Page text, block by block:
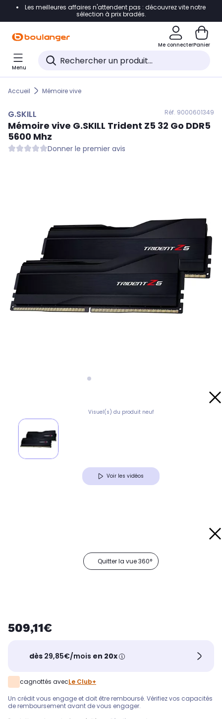
Accéder directement à la navigation
Accéder directement au pied de page
Accéder directement au chatbot
Les meilleures affaires n'attendent pas : découvrez vite notre
sélection à prix bradés.
Me connecterPanier
Menu
Accueil Mémoire vive
G.SKILL Réf. 9000601349
Mémoire vive G.SKILL Trident Z5 32 Go DDR5
5600 Mhz
Donner le premier avis
Visuel(s) du produit neuf
Voir les vidéos
Quitter la vue 360°
509,11€
dès 29,85€/mois en 20x
cagnottés avecLe Club+
Un crédit vous engage et doit être remboursé. Vérifiez vos capacités
de remboursement avant de vous engager.